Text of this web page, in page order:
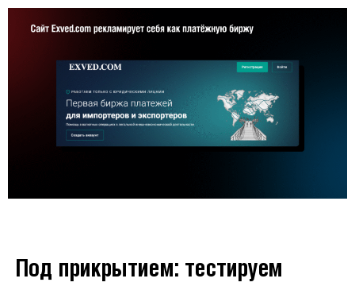
Под прикрытием: тестируем